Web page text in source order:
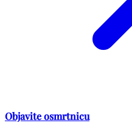
Objavite osmrtnicu